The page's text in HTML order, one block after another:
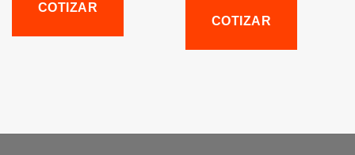
COTIZAR
COTIZAR